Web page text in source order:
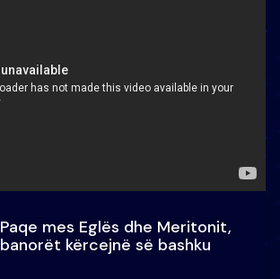
Paqe mes Eglës dhe Meritonit,
banorët kërcejnë së bashku